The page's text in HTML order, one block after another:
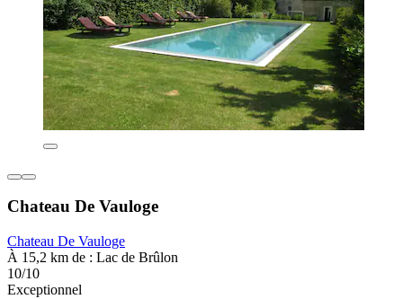
Chateau De Vauloge
Chateau De Vauloge
À 15,2 km de : Lac de Brûlon
10/10
Exceptionnel